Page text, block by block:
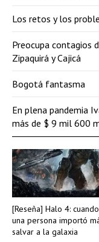
[Reseña] Halo 4:
una persona importó
salvar a la galaxia
Los retos y los
Preocupa contagios
Zipaquirá y Cajicá
Bogotá fantasma
En plena pandemia
más de $ 9 mil 600